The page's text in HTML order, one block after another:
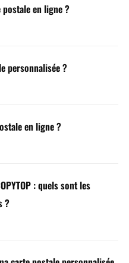
en ligne ?
personnalisée ?
en ligne ?
: quels sont les
?